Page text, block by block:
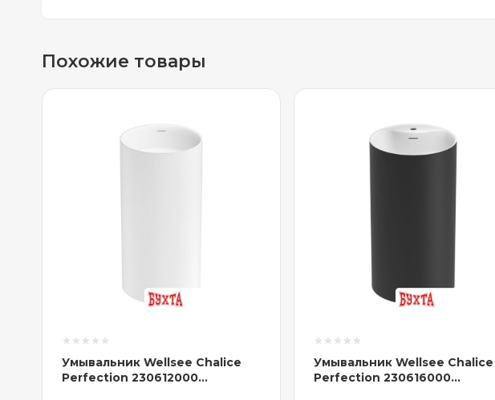
Похожие товары
Умывальник Wellsee Chalice
Perfection 230612000
Умывальник Wellsee Chalice
Perfection 230616000